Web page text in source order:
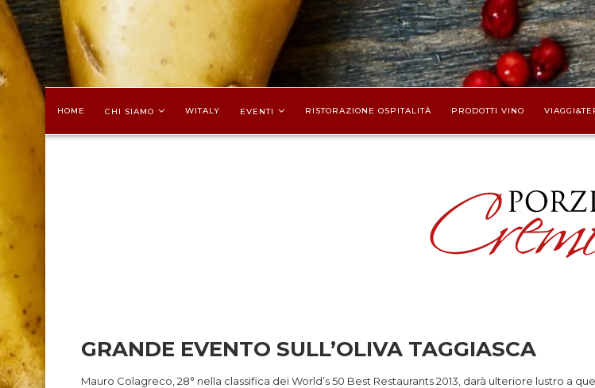
HOME CHI SIAMO WITALY EVENTI RISTORAZIONE OSPITALITÀ PRODOTTI VINO
GRANDE EVENTO SULL’OLIVA TAGGIASCA
Mauro Colagreco, 28° nella classifica dei World’s 50 Best Restaurants 2013, darà ulteriore lustro